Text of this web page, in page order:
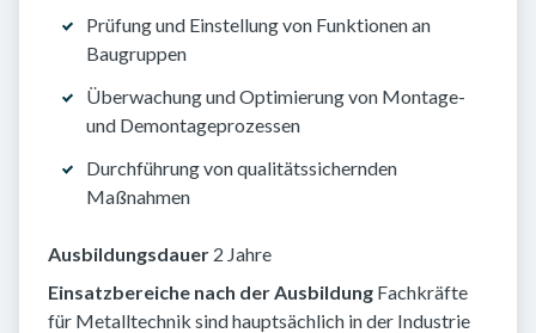
Prüfung und Einstellung von Funktionen an
Baugruppen
Überwachung und Optimierung von Montage-
und Demontageprozessen
Durchführung von qualitätssichernden
Maßnahmen
Ausbildungsdauer 2 Jahre
Einsatzbereiche nach der Ausbildung Fachkräfte
für Metalltechnik sind hauptsächlich in der Industrie